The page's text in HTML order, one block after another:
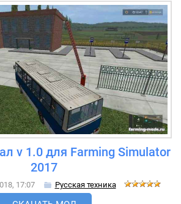
v 1.0 для Farming Simulator
2017
17:07 Русская техника